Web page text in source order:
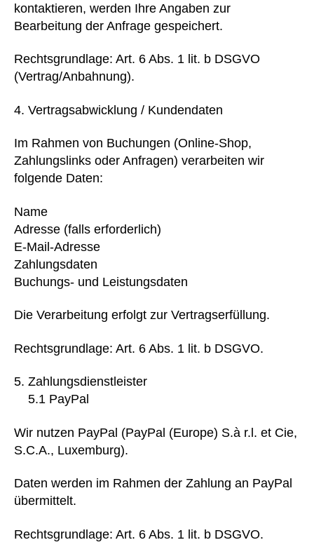
kontaktieren, werden Ihre Angaben zur
Bearbeitung der Anfrage gespeichert.
Rechtsgrundlage: Art. 6 Abs. 1 lit. b DSGVO
(Vertrag/Anbahnung).
Vertragsabwicklung / Kundendaten
Im Rahmen von Buchungen (Online-Shop,
Zahlungslinks oder Anfragen) verarbeiten wir
folgende Daten:
Name
Adresse (falls erforderlich)
E-Mail-Adresse
Zahlungsdaten
Buchungs- und Leistungsdaten
Die Verarbeitung erfolgt zur Vertragserfüllung.
Rechtsgrundlage: Art. 6 Abs. 1 lit. b DSGVO.
Zahlungsdienstleister
5.1 PayPal
Wir nutzen PayPal (PayPal (Europe) S.à r.l. et Cie,
S.C.A., Luxemburg).
Daten werden im Rahmen der Zahlung an PayPal
übermittelt.
Rechtsgrundlage: Art. 6 Abs. 1 lit. b DSGVO.